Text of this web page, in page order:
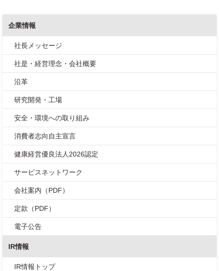
企業情報
社長メッセージ
社是・経営理念・会社概要
沿革
研究開発・工場
安全・環境への取り組み
消費者志向自主宣言
健康経営優良法人2026認定
サービスネットワーク
会社案内（PDF）
定款（PDF）
電子公告
IR情報
IR情報トップ